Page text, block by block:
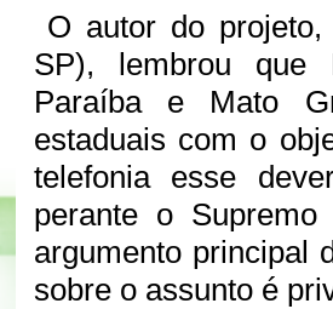
O autor do
SP), lembrou que
Paraíba e Mato
estaduais com o
telefonia esse
perante o
argumento principal
sobre o assunto é